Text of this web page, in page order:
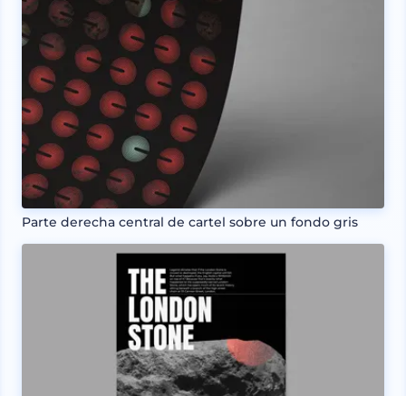
Parte derecha central de cartel sobre un fondo gris